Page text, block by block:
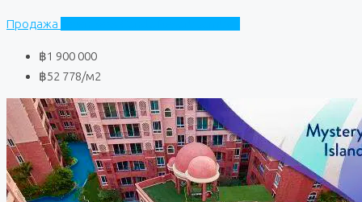
Продажа
฿1 900 000
฿52 778/м2